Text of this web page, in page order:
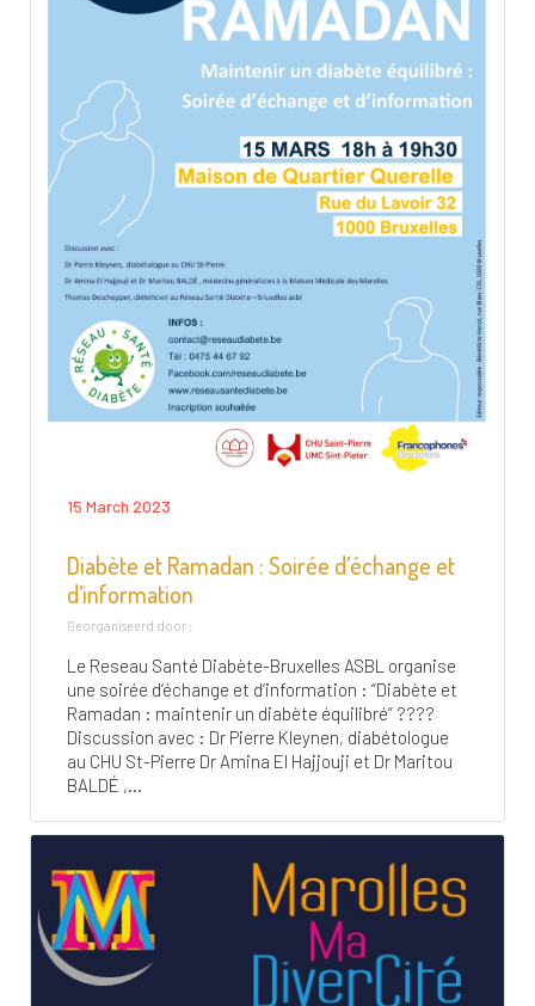
15 March 2023
Diabète et Ramadan : Soirée d’échange et
d’information
Georganiseerd door :
Le Reseau Santé Diabète-Bruxelles ASBL organise
une soirée d’échange et d’information : “Diabète et
Ramadan : maintenir un diabète équilibré” ????
Discussion avec : Dr Pierre Kleynen, diabétologue
au CHU St-Pierre Dr Amina El Hajjouji et Dr Maritou
BALDÉ ,...